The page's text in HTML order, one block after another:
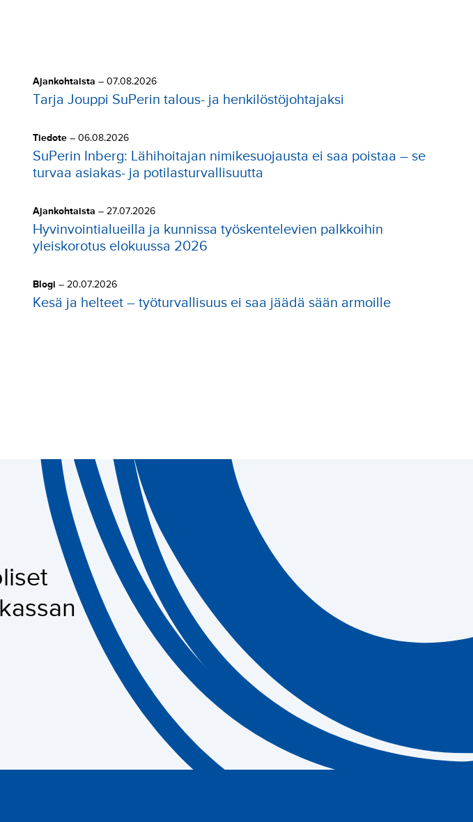
Ajankohtaista – 07.08.2026
Tarja Jouppi SuPerin talous- ja henkilöstöjohtajaksi
Tiedote – 06.08.2026
SuPerin Inberg: Lähihoitajan nimikesuojausta ei saa poistaa – se
turvaa asiakas- ja potilasturvallisuutta
Ajankohtaista – 27.07.2026
Hyvinvointialueilla ja kunnissa työskentelevien palkkoihin
yleiskorotus elokuussa 2026
Blogi – 20.07.2026
Kesä ja helteet – työturvallisuus ei saa jäädä sään armoille